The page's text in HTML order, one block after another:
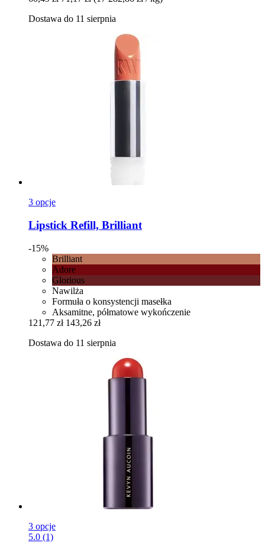
Dostawa do 11 sierpnia
3 opcje
Lipstick Refill, Brilliant
-15%
Brilliant
Adore
Glorious
Nawilża
Formuła o konsystencji masełka
Aksamitne, półmatowe wykończenie
121,77 zł 143,26 zł
Dostawa do 11 sierpnia
3 opcje
5.0 (1)